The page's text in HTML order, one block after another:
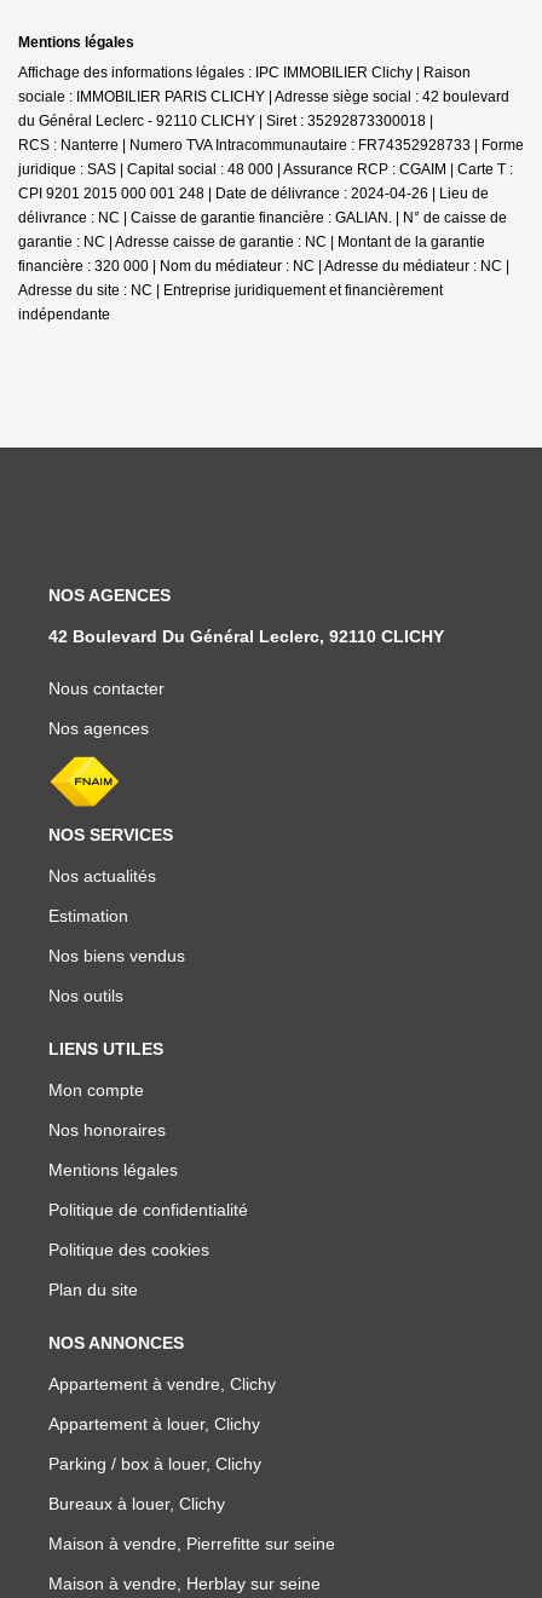
Mentions légales
Affichage des informations légales : IPC IMMOBILIER Clichy | Raison
sociale : IMMOBILIER PARIS CLICHY | Adresse siège social : 42 boulevard
du Général Leclerc - 92110 CLICHY | Siret : 35292873300018 |
RCS : Nanterre | Numero TVA Intracommunautaire : FR74352928733 | Forme
juridique : SAS | Capital social : 48 000 | Assurance RCP : CGAIM | Carte T :
CPI 9201 2015 000 001 248 | Date de délivrance : 2024-04-26 | Lieu de
délivrance : NC | Caisse de garantie financière : GALIAN. | N° de caisse de
garantie : NC | Adresse caisse de garantie : NC | Montant de la garantie
financière : 320 000 | Nom du médiateur : NC | Adresse du médiateur : NC |
Adresse du site : NC | Entreprise juridiquement et financièrement
indépendante
NOS AGENCES
42 Boulevard Du Général Leclerc, 92110 CLICHY
Nous contacter
Nos agences
NOS SERVICES
Nos actualités
Estimation
Nos biens vendus
Nos outils
LIENS UTILES
Mon compte
Nos honoraires
Mentions légales
Politique de confidentialité
Politique des cookies
Plan du site
NOS ANNONCES
Appartement à vendre, Clichy
Appartement à louer, Clichy
Parking / box à louer, Clichy
Bureaux à louer, Clichy
Maison à vendre, Pierrefitte sur seine
Maison à vendre, Herblay sur seine